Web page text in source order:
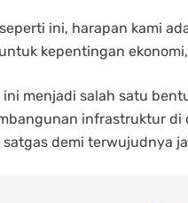
ini, harapan kami
kepentingan
menjadi salah satu
infrastruktur di
demi terwujudnya